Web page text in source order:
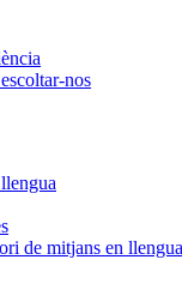
nos
de mitjans en